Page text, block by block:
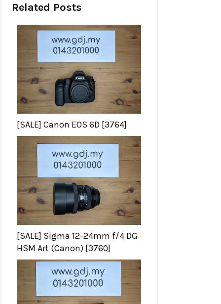
Related Posts
[SALE] Canon EOS 6D [3764]
[SALE] Sigma 12-24mm f/4 DG
HSM Art (Canon) [3760]